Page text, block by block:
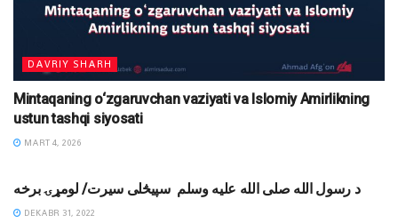
DAVRIY SHARH
Mintaqaning o‘zgaruvchan vaziyati va Islomiy Amirlikning
ustun tashqi siyosati
MART 4, 2026
د رسول الله صلی الله علیه وسلم سپيڅلى سيرت/ لومړۍ برخه
DEKABR 31, 2022